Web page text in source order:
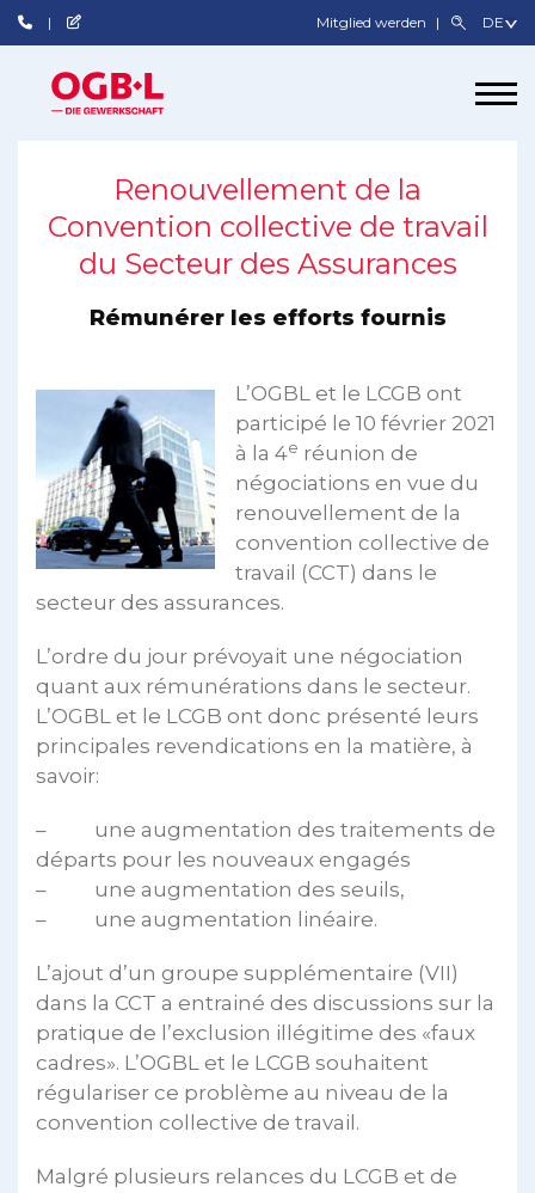
Mitglied werden
Renouvellement de la
Convention collective de travail
du Secteur des Assurances
Rémunérer les efforts fournis
L’OGBL et le LCGB ont
participé le 10 février 2021
à la 4e réunion de
négociations en vue du
renouvellement de la
convention collective de
travail (CCT) dans le
secteur des assurances.
L’ordre du jour prévoyait une négociation
quant aux rémunérations dans le secteur.
L’OGBL et le LCGB ont donc présenté leurs
principales revendications en la matière, à
savoir:
– une augmentation des traitements de
départs pour les nouveaux engagés
– une augmentation des seuils,
– une augmentation linéaire.
L’ajout d’un groupe supplémentaire (VII)
dans la CCT a entrainé des discussions sur la
pratique de l’exclusion illégitime des «faux
cadres». L’OGBL et le LCGB souhaitent
régulariser ce problème au niveau de la
convention collective de travail.
Malgré plusieurs relances du LCGB et de